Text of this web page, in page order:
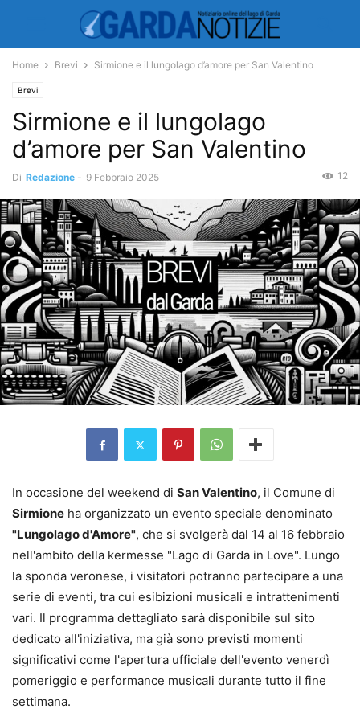
Home Brevi Sirmione e il lungolago d’amore per San Valentino
Brevi
Sirmione e il lungolago
d’amore per San Valentino
Di Redazione - 9 Febbraio 2025 12
In occasione del weekend di San Valentino, il Comune di
Sirmione ha organizzato un evento speciale denominato
"Lungolago d'Amore", che si svolgerà dal 14 al 16 febbraio
nell'ambito della kermesse "Lago di Garda in Love". Lungo
la sponda veronese, i visitatori potranno partecipare a una
serie di eventi, tra cui esibizioni musicali e intrattenimenti
vari. Il programma dettagliato sarà disponibile sul sito
dedicato all'iniziativa, ma già sono previsti momenti
significativi come l'apertura ufficiale dell'evento venerdì
pomeriggio e performance musicali durante tutto il fine
settimana.